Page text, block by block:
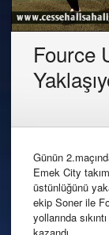
Fource
Günün
Emek City
üstünlüğünü
ekip Soner ile
yollarında